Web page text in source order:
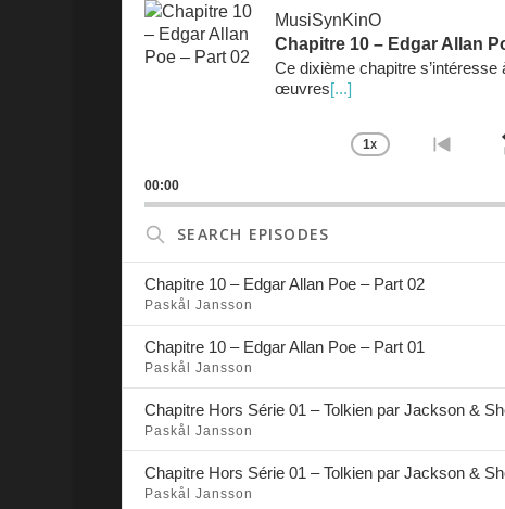
Player
MusiSynKinO
Chapitre 10 – Edgar Allan
Ce dixième chapitre
œuvres[...]
CHANGE
RATE
1X
GO
00:00
Search
Episodes
Chapitre 10 – Edgar Allan Poe – Part 02
Paskål Jansson
Chapitre 10 – Edgar Allan Poe – Part 01
Paskål Jansson
Chapitre Hors Série 01 – Tolkien par Jackson &
Paskål Jansson
Chapitre Hors Série 01 – Tolkien par Jackson &
Paskål Jansson